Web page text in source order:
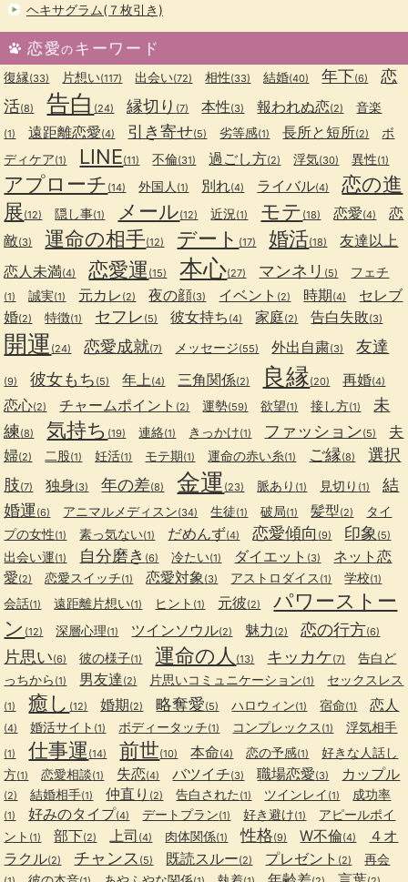
ヘキサグラム(７枚引き)
恋愛のキーワード
復縁(33) 片想い(117) 出会い(72) 相性(33) 結婚(40) 年下(6)
恋
活(8) 告白 (24) 縁切り (7) 本性(3) 報われぬ恋(2) 音楽
(1) 遠距離恋愛(4) 引き寄せ(5) 劣等感(1) 長所と短所(2)
ボ
ディケア(1) LINE(11) 不倫(31) 過ごし方(2) 浮気(30) 異性(1)
アプローチ (14) 外国人 (1) 別れ(4) ライバル(4)
恋の進
展(12) 隠し事(1) メール(12) 近況 (1) モテ (18) 恋愛(4)
恋
敵(3) 運命の相手(12) デート (17) 婚活(18)
友達以上
恋人未満(4) 恋愛運 (15) 本心(27) マンネリ (5) フェチ
(1) 誠実(1) 元カレ (2) 夜の顔(3) イベント (2) 時期(4)
セレブ
婚(2) 特徴(1) セフレ (5) 彼女持ち (4) 家庭(2) 告白失敗(3)
開運 (24) 恋愛成就(7) メッセージ(55) 外出自粛(3) 友達
(9) 彼女もち (5) 年上 (4) 三角関係(2) 良縁(20) 再婚(4)
恋心(2) チャームポイント (2) 運勢(59) 欲望(1) 接し方(1)
未
練(8) 気持ち (19) 連絡(1) きっかけ(1) ファッション(5)
夫
婦(2) 二股(1) 妊活(1) モテ期(1) 運命の赤い糸(1) ご縁(8)
選択
肢(7) 独身(3) 年の差(8) 金運 (23) 脈あり (1) 見切り (1)
結
婚運(6) アニマルメディスン(34) 生徒(1) 破局(1) 髪型(2)
タイ
プの女性(1) 素っ気ない(1) だめんず(4) 恋愛傾向 (9) 印象 (5)
出会い運(1) 自分磨き (6) 冷たい(1) ダイエット (3)
ネット恋
愛(2) 恋愛スイッチ(1) 恋愛対象 (3) アストロダイス (1) 学校(1)
会話(1) 遠距離片想い(1) ヒント (1) 元彼(2)
パワーストー
ン (12) 深層心理(1) ツインソウル(2) 魅力 (2) 恋の行方(6)
片思い(6) 彼の様子(1) 運命の人 (13) キッカケ(7)
告白ど
っちから (1) 男友達(2) 片思いコミュニケーション(1) セックスレス
(1) 癒し (12) 婚期(2) 略奪愛(5) ハロウィン(1) 宿命(1) 恋人
(4) 婚活サイト (1) ボディータッチ(1) コンプレックス (1) 浮気相手
(1) 仕事運 (14) 前世(10) 本命(4) 恋の予感(1)
好きな人話し
方(1) 恋愛相談(1) 失恋(4) バツイチ(3) 職場恋愛(3) カップル
(2) 結婚相手(1) 仲直り (2) 告白された (1) ツインレイ (1) 成功率
(1) 好みのタイプ(4) デートプラン(1) 好き避け(1)
アピールポイ
ント (1) 部下(2) 上司 (4) 肉体関係(1) 性格(9) W不倫(4)
４オ
ラクル(2) チャンス (5) 既読スルー(2) プレゼント (2) 再会